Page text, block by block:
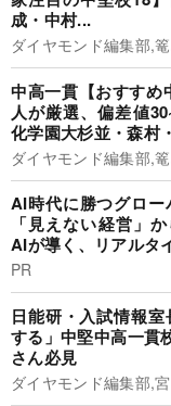
成・中村...
ダイヤモンド編集部,
中高一貫【おすすめ
人が厳選、偏差値
化学園大杉並・森村
ダイヤモンド編集部,
AI時代に勝つグロ
「見えない経営」
AIが導く、リアルタ
PR
日能研・入試情報
する」中堅中高一貫
さん必見
ダイヤモンド編集部,